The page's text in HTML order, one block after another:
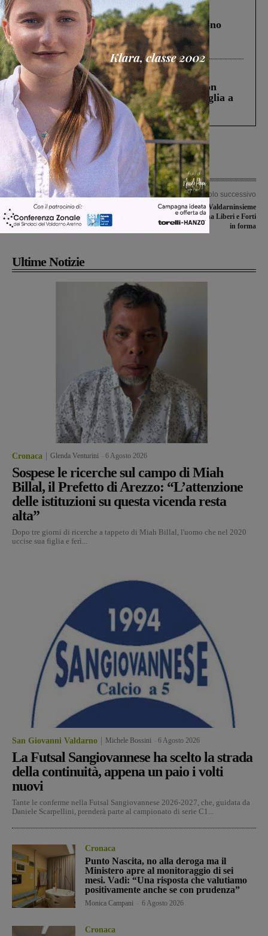
Cronaca 4 Agosto 2026
Un anno fa la strage in A1 in cui morirono
Gianni, Giulia e Franco. Lo schianto, il
processo, lo stop ai sorpassi fra tir....
Cronaca 3 Agosto 2026
Scomparso da una struttura di Castiglion
Fiorentino l’uomo che aveva ucciso la figlia a
Levane nel 2020
Articolo precedente
Primarie PD, la segreteria di
Montevarchi: “Bellissimo esercizio di
democrazia”
Articolo successivo
La Unomaglia Valdarninsieme
battuta in casa da una Liberi e Forti
in forma
Ultime Notizie
Cronaca Glenda Venturini 6 Agosto 2026
Sospese le ricerche sul campo di Miah
Billal, il Prefetto di Arezzo: “L’attenzione
delle istituzioni su questa vicenda resta
alta”
Dopo tre giorni di ricerche a tappeto di Miah Billal, l'uomo che nel 2020
uccise sua figlia e ferì...
San Giovanni Valdarno Michele Bossini 6 Agosto 2026
La Futsal Sangiovannese ha scelto la strada
della continuità, appena un paio i volti
nuovi
Tante le conferme nella Futsal Sangiovannese 2026-2027, che, guidata da
Daniele Scarpellini, prenderà parte al campionato di serie C1...
Cronaca
Punto Nascita, no alla deroga ma il
Ministero apre al monitoraggio di sei
mesi. Vadi: “Una risposta che valutiamo
positivamente anche se con prudenza”
Monica Campani 6 Agosto 2026
Cronaca